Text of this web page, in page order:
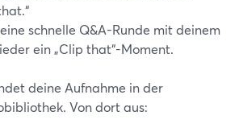
schnelle Q&A-Runde mit deinem
ein „Clip that“-Moment.
deine Aufnahme in der
Von dort aus: